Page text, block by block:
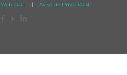
Web-GDL | Aviso de Privacidad